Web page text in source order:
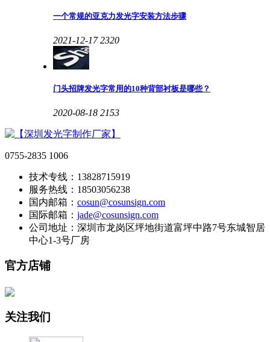
一个常规的亚克力发光字安装方法步骤
2021-12-17 2320
门头招牌发光字常用的10种背部衬板是哪些？
2020-08-18 2153
0755-2835 1006
技术专线：13828715919
服务热线：18503056238
国内邮箱： cosun@cosunsign.com
国际邮箱： jade@cosunsign.com
公司地址：深圳市龙岗区坪地街道富坪中路7号东城智居
中心1-3号厂房
官方店铺
关注我们